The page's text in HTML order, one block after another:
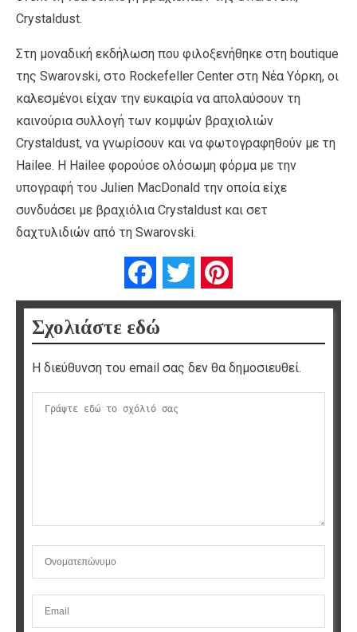
Crystaldust.
Στη μοναδική εκδήλωση που φιλοξενήθηκε στη boutique
της Swarovski, στο Rockefeller Center στη Νέα Υόρκη, οι
καλεσμένοι είχαν την ευκαιρία να απολαύσουν τη
καινούρια συλλογή των κομψών βραχιολιών
Crystaldust, να γνωρίσουν και να φωτογραφηθούν με τη
Hailee. Η Hailee φορούσε ολόσωμη φόρμα με την
υπογραφή του Julien MacDonald την οποία είχε
συνδυάσει με βραχιόλια Crystaldust και σετ
δαχτυλιδιών από τη Swarovski.
FacebookTwitter
Σχολιάστε εδώ
Η διεύθυνση του email σας δεν θα δημοσιευθεί.